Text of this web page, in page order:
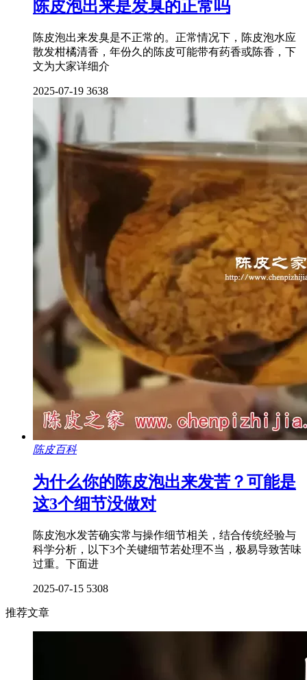
陈皮泡出来是发臭的正常吗
陈皮泡出来发臭是不正常的。正常情况下，陈皮泡水应
散发柑橘清香，年份久的陈皮可能带有药香或陈香，下
文为大家详细介
2025-07-19 3638
陈皮百科
为什么你的陈皮泡出来发苦？可能是
这3个细节没做对
陈皮泡水发苦确实常与操作细节相关，结合传统经验与
科学分析，以下3个关键细节若处理不当，极易导致苦味
过重。下面进
2025-07-15 5308
推荐文章